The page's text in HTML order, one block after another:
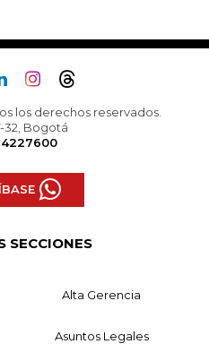
los derechos reservados.
32, Bogotá
4227600
SECCIONES
Alta Gerencia
Asuntos Legales